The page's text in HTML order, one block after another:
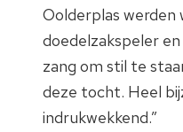
Oolderplas werden
doedelzakspeler
zang om stil te
deze tocht. Heel
indrukwekkend.”